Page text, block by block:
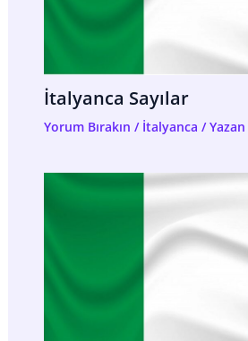
İtalyanca Sayılar
Yorum Bırakın / İtalyanca / Yazan